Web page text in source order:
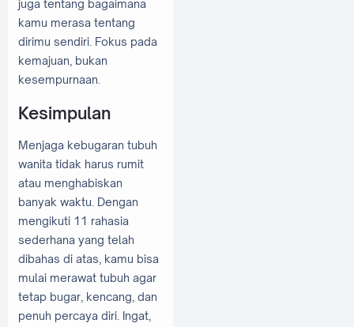
juga tentang bagaimana
kamu merasa tentang
dirimu sendiri. Fokus pada
kemajuan, bukan
kesempurnaan.
Kesimpulan
Menjaga kebugaran tubuh
wanita tidak harus rumit
atau menghabiskan
banyak waktu. Dengan
mengikuti 11 rahasia
sederhana yang telah
dibahas di atas, kamu bisa
mulai merawat tubuh agar
tetap bugar, kencang, dan
penuh percaya diri. Ingat,